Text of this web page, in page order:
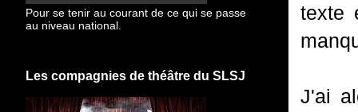
texte
J'ai
Pour se tenir au courant de ce qui se passe
au niveau national.
Les compagnies de théâtre du SLSJ